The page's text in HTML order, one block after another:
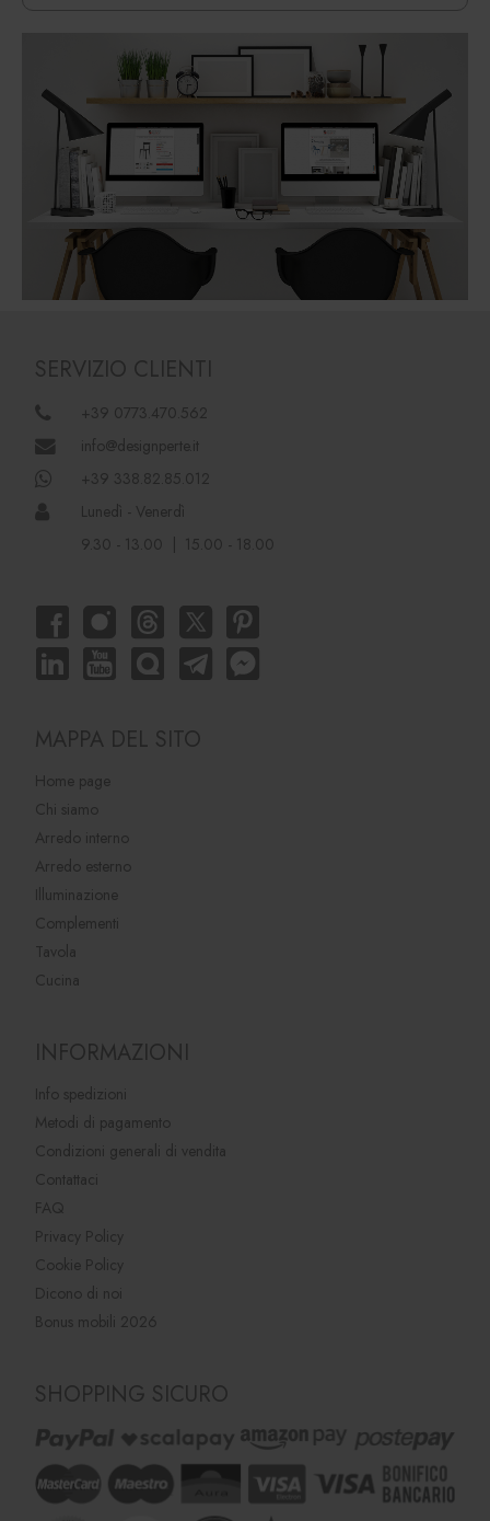
SERVIZIO CLIENTI
+39 0773.470.562
info@designperte.it
+39 338.82.85.012
Lunedì - Venerdì
9.30 - 13.00 | 15.00 - 18.00
MAPPA DEL SITO
Home page
Chi siamo
Arredo interno
Arredo esterno
Illuminazione
Complementi
Tavola
Cucina
INFORMAZIONI
Info spedizioni
Metodi di pagamento
Condizioni generali di vendita
Contattaci
FAQ
Privacy Policy
Cookie Policy
Dicono di noi
Bonus mobili 2026
SHOPPING SICURO